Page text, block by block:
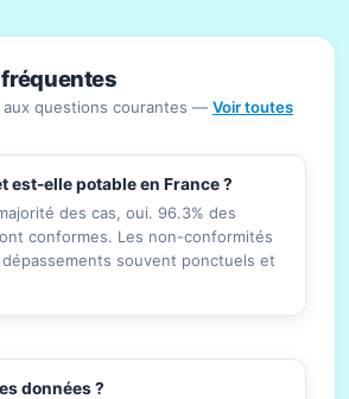
aux questions courantes — Voir toutes
est-elle potable en France ?
des cas, oui. 96.3% des
conformes. Les non-conformités
souvent ponctuels et
données ?